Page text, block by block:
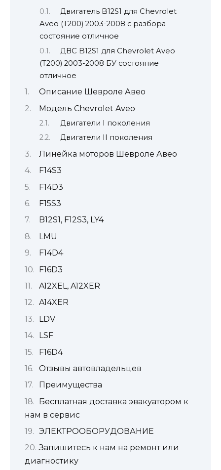
Двигатель B12S1 для Chevrolet
Aveo (T200) 2003-2008 с разбора
состояние отличное
ДВС B12S1 для Chevrolet Aveo
(T200) 2003-2008 БУ состояние
отличное
Описание Шевроле Авео
Модель Chevrolet Aveo
Двигатели I поколения
Двигатели II поколения
Линейка моторов Шевроле Авео
F14S3
F14D3
F15S3
B12S1, F12S3, LY4
LMU
F14D4
F16D3
A12XEL, A12XER
A14XER
LDV
LSF
F16D4
Отзывы автовладельцев
Преимущества
Бесплатная доставка эвакуатором к
нам в сервис
ЭЛЕКТРООБОРУДОВАНИЕ
Запишитесь к нам на ремонт или
диагностику